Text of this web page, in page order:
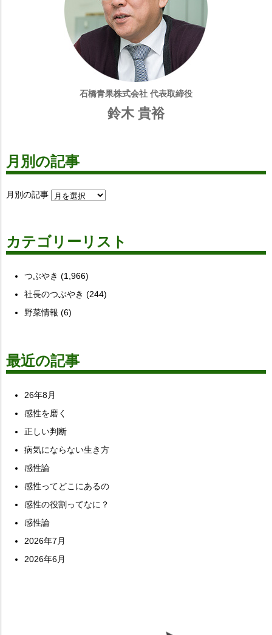
石橋青果株式会社 代表取締役
鈴木 貴裕
月別の記事
月別の記事
カテゴリーリスト
つぶやき (1,966)
社長のつぶやき (244)
野菜情報 (6)
最近の記事
26年8月
感性を磨く
正しい判断
病気にならない生き方
感性論
感性ってどこにあるの
感性の役割ってなに？
感性論
2026年7月
2026年6月